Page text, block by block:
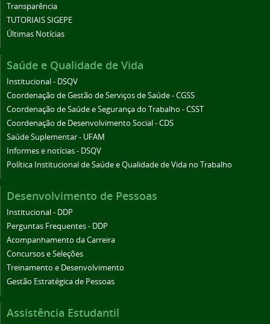
Transparência
TUTORIAIS SIGEPE
Últimas Notícias
Saúde e Qualidade de Vida
Institucional - DSQV
Coordenação de Gestão de Serviços de Saúde - CGSS
Coordenação de Saúde e Segurança do Trabalho - CSST
Coordenação de Desenvolvimento Social - CDS
Saúde Suplementar - UFAM
Informes e notícias - DSQV
Política Institucional de Saúde e Qualidade de Vida no Trabalho
Desenvolvimento de Pessoas
Institucional - DDP
Perguntas Frequentes - DDP
Acompanhamento da Carreira
Concursos e Seleções
Treinamento e Desenvolvimento
Gestão Estratégica de Pessoas
Assistência Estudantil